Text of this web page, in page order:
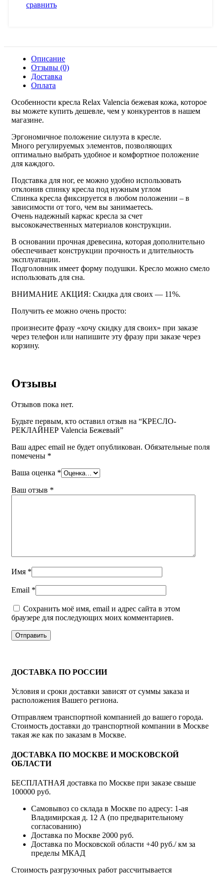
сравнить
Описание
Отзывы (0)
Доставка
Оплата
Особенности кресла Relax Valencia бежевая кожа, которое
вы можете купить дешевле, чем у конкурентов в нашем
магазине.
Эргономичное положение силуэта в кресле.
Много регулируемых элементов, позволяющих
оптимально выбрать удобное и комфортное положение
для каждого.
Подставка для ног, ее можно удобно использовать
отклонив спинку кресла под нужным углом
Спинка кресла фиксируется в любом положении – в
зависимости от того, чем вы занимаетесь.
Очень надежный каркас кресла за счет
высококачественных материалов конструкции.
В основании прочная древесина, которая дополнительно
обеспечивает конструкции прочность и длительность
эксплуатации.
Подголовник имеет форму подушки. Кресло можно смело
использовать для сна.
ВНИМАНИЕ АКЦИЯ: Скидка для своих — 11%.
Получить ее можно очень просто:
произнесите фразу «хочу скидку для своих» при заказе
через телефон или напишите эту фразу при заказе через
корзину.
Отзывы
Отзывов пока нет.
Будьте первым, кто оставил отзыв на “КРЕСЛО-
РЕКЛАЙНЕР Valencia Бежевый”
Ваш адрес email не будет опубликован. Обязательные поля
помечены *
Ваша оценка *
Ваш отзыв *
Имя *
Email *
Сохранить моё имя, email и адрес сайта в этом
браузере для последующих моих комментариев.
ДОСТАВКА ПО РОССИИ
Условия и сроки доставки зависят от суммы заказа и
расположения Вашего региона.
Отправляем транспортной компанией до вашего города.
Стоимость доставки до транспортной компании в Москве
такая же как по заказам в Москве.
ДОСТАВКА ПО МОСКВЕ И МОСКОВСКОЙ
ОБЛАСТИ
БЕСПЛАТНАЯ доставка по Москве при заказе свыше
100000 руб.
Самовывоз со склада в Москве по адресу: 1-ая
Владимирская д. 12 А (по предварительному
согласованию)
Доставка по Москве 2000 руб.
Доставка по Московской области +40 руб./ км за
пределы МКАД
Стоимость разгрузочных работ рассчитывается